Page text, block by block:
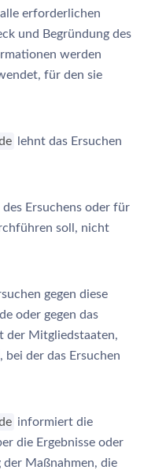
erforderlichen
und Begründung des
werden
für den sie
lehnt das Ersuchen
Ersuchens oder für
soll, nicht
gegen diese
oder gegen das
der Mitgliedstaaten,
, bei der das Ersuchen
informiert die
die Ergebnisse oder
der Maßnahmen, die